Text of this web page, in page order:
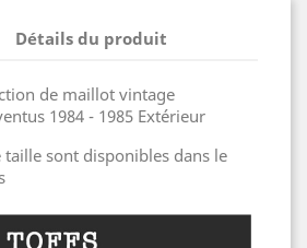
Détails du produit
de maillot vintage
1984 - 1985 Extérieur
taille sont disponibles dans le